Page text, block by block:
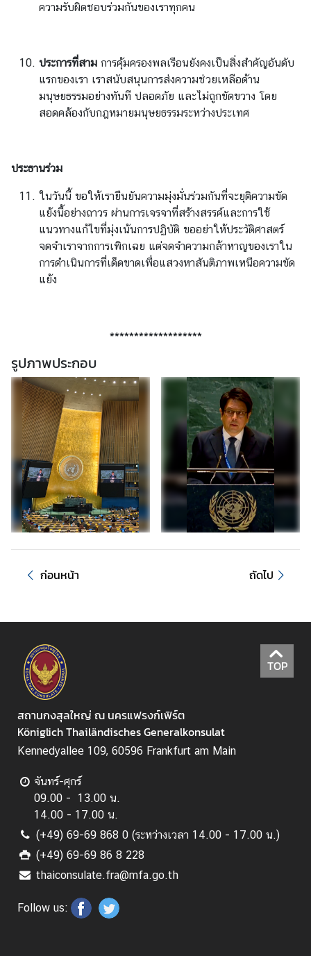
ความรับผิดชอบร่วมกันของเราทุกคน
ประการที่สาม การคุ้มครองพลเรือนยังคงเป็นสิ่งสำคัญอันดับ
แรกของเรา เราสนับสนุนการส่งความช่วยเหลือด้าน
มนุษยธรรมอย่างทันที ปลอดภัย และไม่ถูกขัดขวาง โดย
สอดคล้องกับกฎหมายมนุษยธรรมระหว่างประเทศ
ประธานร่วม
ในวันนี้ ขอให้เรายืนยันความมุ่งมั่นร่วมกันที่จะยุติความขัด
แย้งนี้อย่างถาวร ผ่านการเจรจาที่สร้างสรรค์และการใช้
แนวทางแก้ไขที่มุ่งเน้นการปฏิบัติ ขออย่าให้ประวัติศาสตร์
จดจำเราจากการเพิกเฉย แต่จดจำความกล้าหาญของเราใน
การดำเนินการที่เด็ดขาดเพื่อแสวงหาสันติภาพเหนือความขัด
แย้ง
*******************
รูปภาพประกอบ
ก่อนหน้า ถัดไป
TOP
สถานกงสุลใหญ่ ณ นครแฟรงก์เฟิร์ต
Königlich Thailändisches Generalkonsulat
Kennedyallee 109, 60596 Frankfurt am Main
จันทร์-ศุกร์
09.00 - 13.00 น.
14.00 - 17.00 น.
(+49) 69-69 868 0 (ระหว่างเวลา 14.00 - 17.00 น.)
(+49) 69-69 86 8 228
thaiconsulate.fra@mfa.go.th
Follow us: